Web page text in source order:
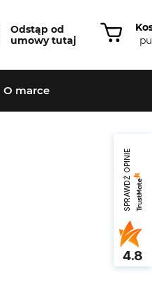
Odstąp od
umowy tutaj
O marce
SPRAWDŹ OPINIE
4.8